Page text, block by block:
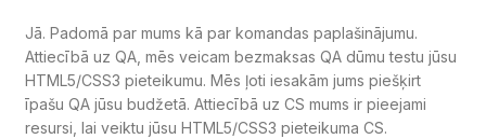
Jā. Padomā par mums kā par komandas paplašinājumu.
Attiecībā uz QA, mēs veicam bezmaksas QA dūmu testu jūsu
HTML5/CSS3 pieteikumu. Mēs ļoti iesakām jums piešķirt
īpašu QA jūsu budžetā. Attiecībā uz CS mums ir pieejami
resursi, lai veiktu jūsu HTML5/CSS3 pieteikuma CS.